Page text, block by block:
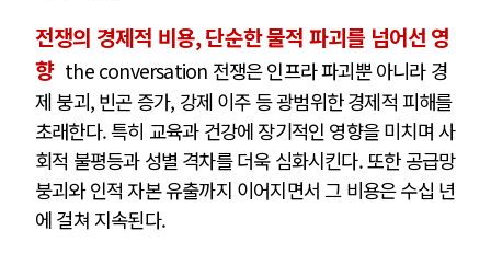
전쟁의 경제적 비용, 단순한 물적 파괴를 넘어선 영
향 the conversation 전쟁은 인프라 파괴뿐 아니라 경
제 붕괴, 빈곤 증가, 강제 이주 등 광범위한 경제적 피해를
초래한다. 특히 교육과 건강에 장기적인 영향을 미치며 사
회적 불평등과 성별 격차를 더욱 심화시킨다. 또한 공급망
붕괴와 인적 자본 유출까지 이어지면서 그 비용은 수십 년
에 걸쳐 지속된다.